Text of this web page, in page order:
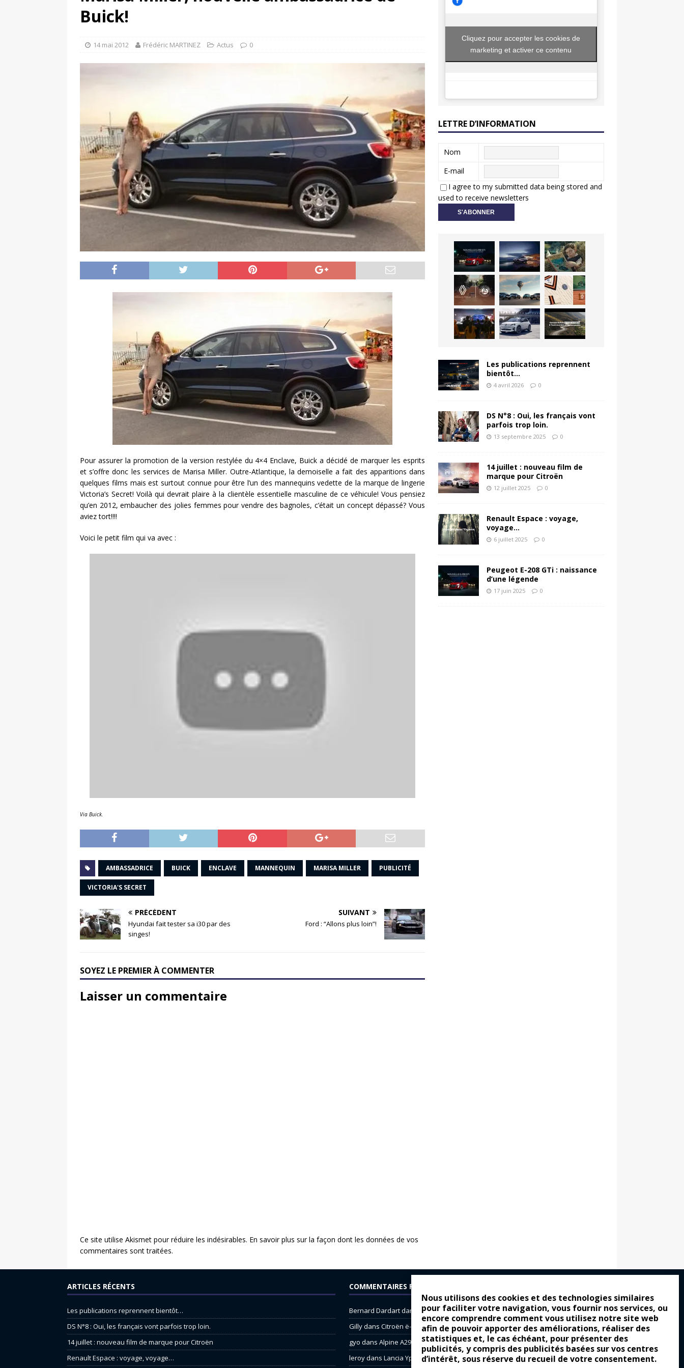
Nous utilisons des cookies et des technologies similaires
pour faciliter votre navigation, vous fournir nos services, ou
encore comprendre comment vous utilisez notre site web
afin de pouvoir apporter des améliorations, réaliser des
statistiques et, le cas échéant, pour présenter des
publicités, y compris des publicités basées sur vos centres
d’intérêt, sous réserve du recueil de votre consentement.
[ 4 avril 2026 ]
Buick!
14 mai 2012 Frédéric MARTINEZ Actus 0
Pour assurer la promotion de la version restylée du 4×4 Enclave, Buick a décidé de marquer les esprits
et s’offre donc les services de Marisa Miller. Outre-Atlantique, la demoiselle a fait des apparitions dans
quelques films mais est surtout connue pour être l’un des mannequins vedette de la marque de lingerie
Victoria’s Secret! Voilà qui devrait plaire à la clientèle essentielle masculine de ce véhicule! Vous pensiez
qu’en 2012, embaucher des jolies femmes pour vendre des bagnoles, c’était un concept dépassé? Vous
aviez tort!!!!
Voici le petit film qui va avec :
Via Buick.
AMBASSADRICE BUICK ENCLAVE MANNEQUIN MARISA MILLER PUBLICITÉ
VICTORIA'S SECRET
PRÉCÉDENT
Hyundai fait tester sa i30 par des
singes!
SUIVANT
Ford : “Allons plus loin”!
SOYEZ LE PREMIER À COMMENTER
Laisser un commentaire
Ce site utilise Akismet pour réduire les indésirables. En savoir plus sur la façon dont les données de vos
commentaires sont traitées.
Cliquez pour accepter les cookies de
marketing et activer ce contenu
LETTRE D’INFORMATION
Nom
E-mail
I agree to my submitted data being stored and
used to receive newsletters
Les publications reprennent
bientôt…
4 avril 2026 0
DS N°8 : Oui, les français vont
parfois trop loin.
13 septembre 2025 0
14 juillet : nouveau film de
marque pour Citroën
12 juillet 2025 0
Renault Espace : voyage,
voyage…
6 juillet 2025 0
Peugeot E-208 GTi : naissance
d’une légende
17 juin 2025 0
ARTICLES RÉCENTS
Les publications reprennent bientôt…
DS N°8 : Oui, les français vont parfois trop loin.
14 juillet : nouveau film de marque pour Citroën
Renault Espace : voyage, voyage…
COMMENTAIRES RÉCENTS
Bernard Dardartdans
Dacia Sandero : pour les gens vrais
Gillydans Citroën ë-C3 : la révolution a commencé
gyo dans Alpine A290 : L’irrésistible attraction de la légèreté
leroydans Lancia Ypsilon : naturellement envoûtante ?